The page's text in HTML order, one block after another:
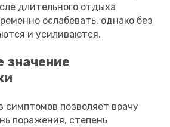
длительного отдыха
ослабевать, однако без
и усиливаются.
значение
симптомов позволяет врачу
поражения, степень